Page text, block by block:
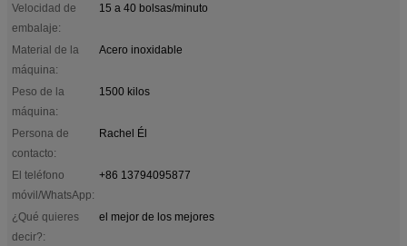
Velocidad de
embalaje:
15 a 40 bolsas/minuto
Material de la
máquina:
Acero inoxidable
Peso de la
máquina:
1500 kilos
Persona de
contacto:
Rachel Él
El teléfono
móvil/WhatsApp:
+86 13794095877
¿Qué quieres
decir?:
el mejor de los mejores